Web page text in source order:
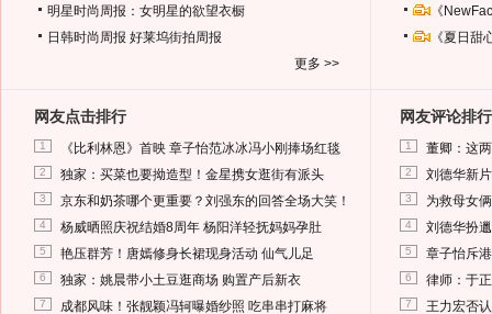
明星时尚周报：女明星的欲望衣橱
日韩时尚周报 好莱坞街拍周报
更多 >>
《
《夏日
网友点击排行
1 《比利林恩》首映 章子怡范冰冰冯小刚捧场红毯
2 独家：买菜也要拗造型！金星携女逛街有派头
3 京东和奶茶哪个更重要？刘强东的回答全场大笑！
4 杨威晒照庆祝结婚8周年 杨阳洋轻抚妈妈孕肚
5 艳压群芳！唐嫣修身长裙现身活动 仙气儿足
6 独家：姚晨带小土豆逛商场 购置产后新衣
7 成都风味！张靓颖冯轲曝婚纱照 吃串串打麻将
网友评论排行
1 董卿：这
2 刘德华新
3 为救母女
4 刘德华扮
5 章子怡斥
6 律师：于
7 王力宏否